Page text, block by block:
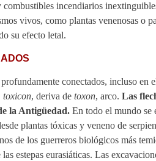
incendiarios
vivos, como plantas venenosas o
su efecto letal.
conectados, incluso
toxicon, deriva de toxon, arco. Las
la Antigüedad. En todo el mundo se
plantas tóxicas y veneno de
de los guerreros biológicos más
estepas eurasiáticas. Las